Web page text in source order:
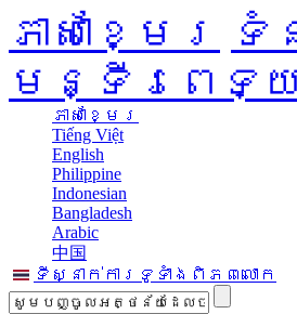
ភាសាខ្មែរ
ទំ
មន្ទីរពេទ្
ភាសាខ្មែរ
Tiếng Việt
English
Philippine
Indonesian
Bangladesh
Arabic
中国
ទីស្នាក់ការទូទាំងពិភពលោក